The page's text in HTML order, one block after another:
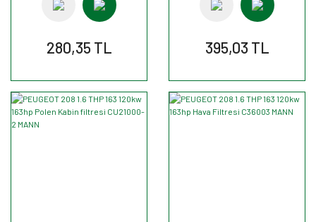
280,35 TL 395,03 TL